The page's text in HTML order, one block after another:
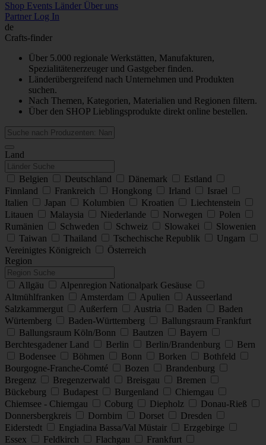
Shop Events Länder Über uns
Partner Log In
de
Crafts-finder
Über 5.000 regionale Werkstätten, Manufakturen,
Spezialitätenerzeuger und Gastgeber finden.
Länderübergreifend nach Unternehmen und Produkten
suchen.
Nach Themen, Kategorien, Materialien und Regionen filtern.
Über den SHOP Lieblingsprodukte direkt online bestellen.
Land
Belgien Deutschland Dänemark
Estland
Finnland
Frankreich Hongkong Irland
Israel
Italien
Japan Kolumbien Kroatien
Liechtenstein
Litauen
Malaysia Niederlande Norwegen
Polen
Rumänien
Schweden Schweiz Slowakei
Slowenien
Taiwan
Thailand Tschechische Republik
Ungarn
Vereinigtes Königreich
Österreich
Region
Allgäu
Alpenregion Nationalpark Gesäuse
Altmühlfranken
Amsterdam Apulien
Ausseerland
Salzkammergut
Außerfern Austria Baden
Baden
Würtemberg
Baden-Württemberg
Ballungsraum Frankfurt
Ballungsraum Köln/Bonn
Bautzen
Bayern
Berchtesgadener Land
Berlin Berlin/Brandenburg
Bern
Bodensee
Böhmen Bonn Borken
Bothfeld
Bourgogne-Franche-Comté
Bozen
Brandenburg
Bregenz
Bregenzerwald Breisgau
Bremen
Bückeburg
Budapest Burgenland
Chiemgau
Chiemsee - Chiemgau
Coburg Diepholz
Donau-Rieß
Donnersbergkreis
Dornbirn Dorset
Dresden
Eiderstedt
Engiadina Bassa/Val Müstair
Erzgebirge
Essex
Feldkirch Flachgau
Frankfurt